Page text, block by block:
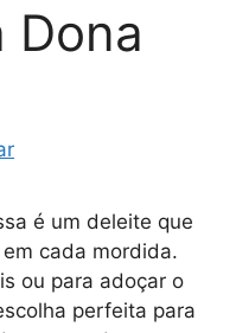
Dona
é um deleite que
cada mordida.
ou para adoçar o
perfeita para